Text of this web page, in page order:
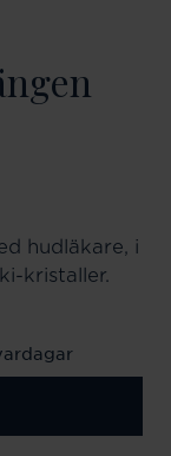
hudläkare, i
kristaller.